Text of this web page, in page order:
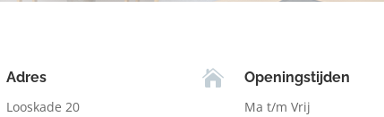
Adres
Looskade 20

Openingstijden
Ma t/m Vrij